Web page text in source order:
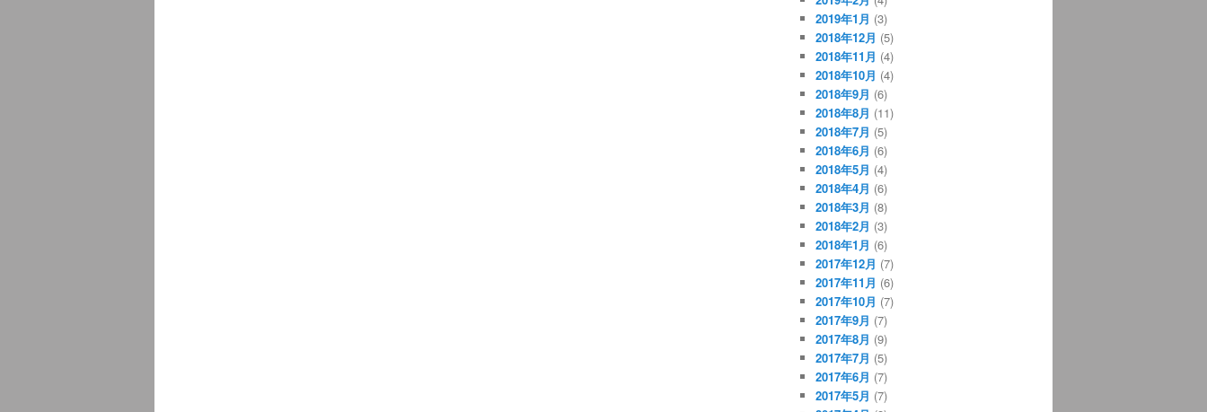
2019年1月 (3)
2018年12月 (5)
2018年11月 (4)
2018年10月 (4)
2018年9月 (6)
2018年8月 (11)
2018年7月 (5)
2018年6月 (6)
2018年5月 (4)
2018年4月 (6)
2018年3月 (8)
2018年2月 (3)
2018年1月 (6)
2017年12月 (7)
2017年11月 (6)
2017年10月 (7)
2017年9月 (7)
2017年8月 (9)
2017年7月 (5)
2017年6月 (7)
2017年5月 (7)